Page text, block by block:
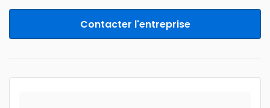
Contacter l'entreprise